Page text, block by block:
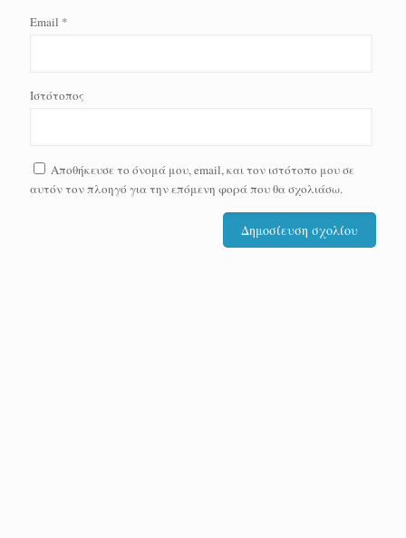
Email *
Ιστότοπος
Αποθήκευσε το όνομά μου, email, και τον ιστότοπο μου σε
αυτόν τον πλοηγό για την επόμενη φορά που θα σχολιάσω.